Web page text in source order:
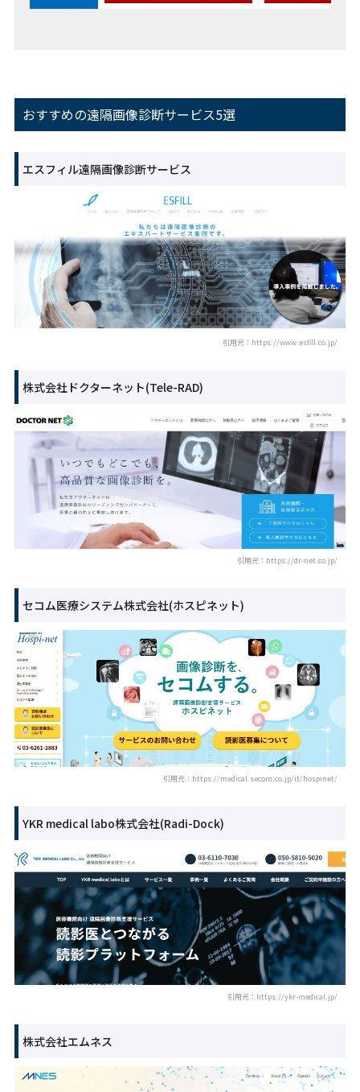
おすすめの遠隔画像診断サービス5選
エスフィル遠隔画像診断サービス
引用元：https://www.esfill.co.jp/
株式会社ドクターネット(Tele-RAD)
引用元：https://dr-net.co.jp/
セコム医療システム株式会社(ホスピネット)
引用元：https://medical.secom.co.jp/it/hospinet/
YKR medical labo株式会社(Radi-Dock)
引用元：https://ykr-medical.jp/
株式会社エムネス